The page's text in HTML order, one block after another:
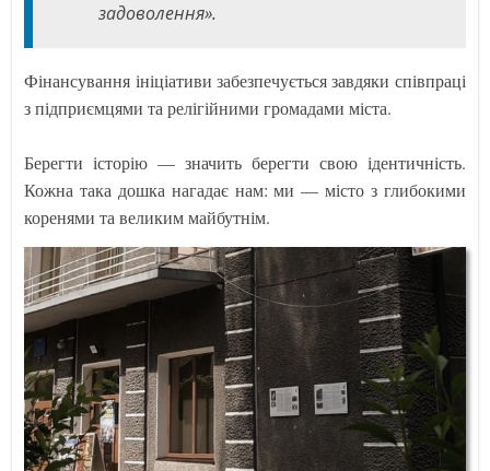
задоволення».
Фінансування ініціативи забезпечується завдяки співпраці
з підприємцями та релігійними громадами міста.
Берегти історію — значить берегти свою ідентичність.
Кожна така дошка нагадає нам: ми — місто з глибокими
коренями та великим майбутнім.